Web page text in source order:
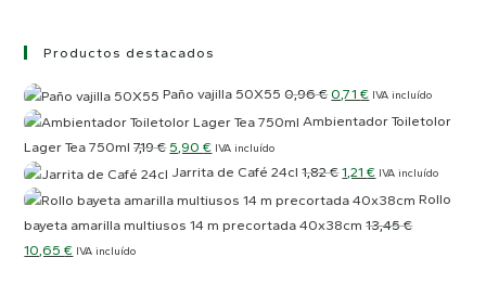
Productos destacados
Paño vajilla 50X55 0,96€ El
precio
era:
0,96 €.
0,71€El
precio
es:
0,71 €.
IVA incluído
Ambientador Toiletolor
Lager Tea 750ml 7,19€ El
precio
original
era:
5,90€El
precio
actual
es:
IVA incluído
Jarrita de Café 24cl 1,82€El
precio
original
1,21€El
precio
actual
IVA incluído
Rollo
bayeta amarilla multiusos 14 m precortada 40x38cm 13,45€
El
10,65€ElIVA incluído